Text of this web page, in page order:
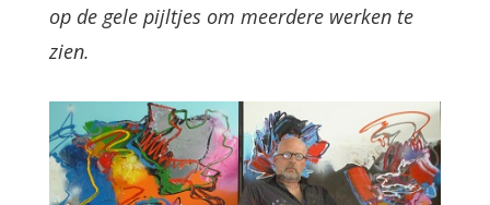
op de gele pijltjes om meerdere werken te
zien.